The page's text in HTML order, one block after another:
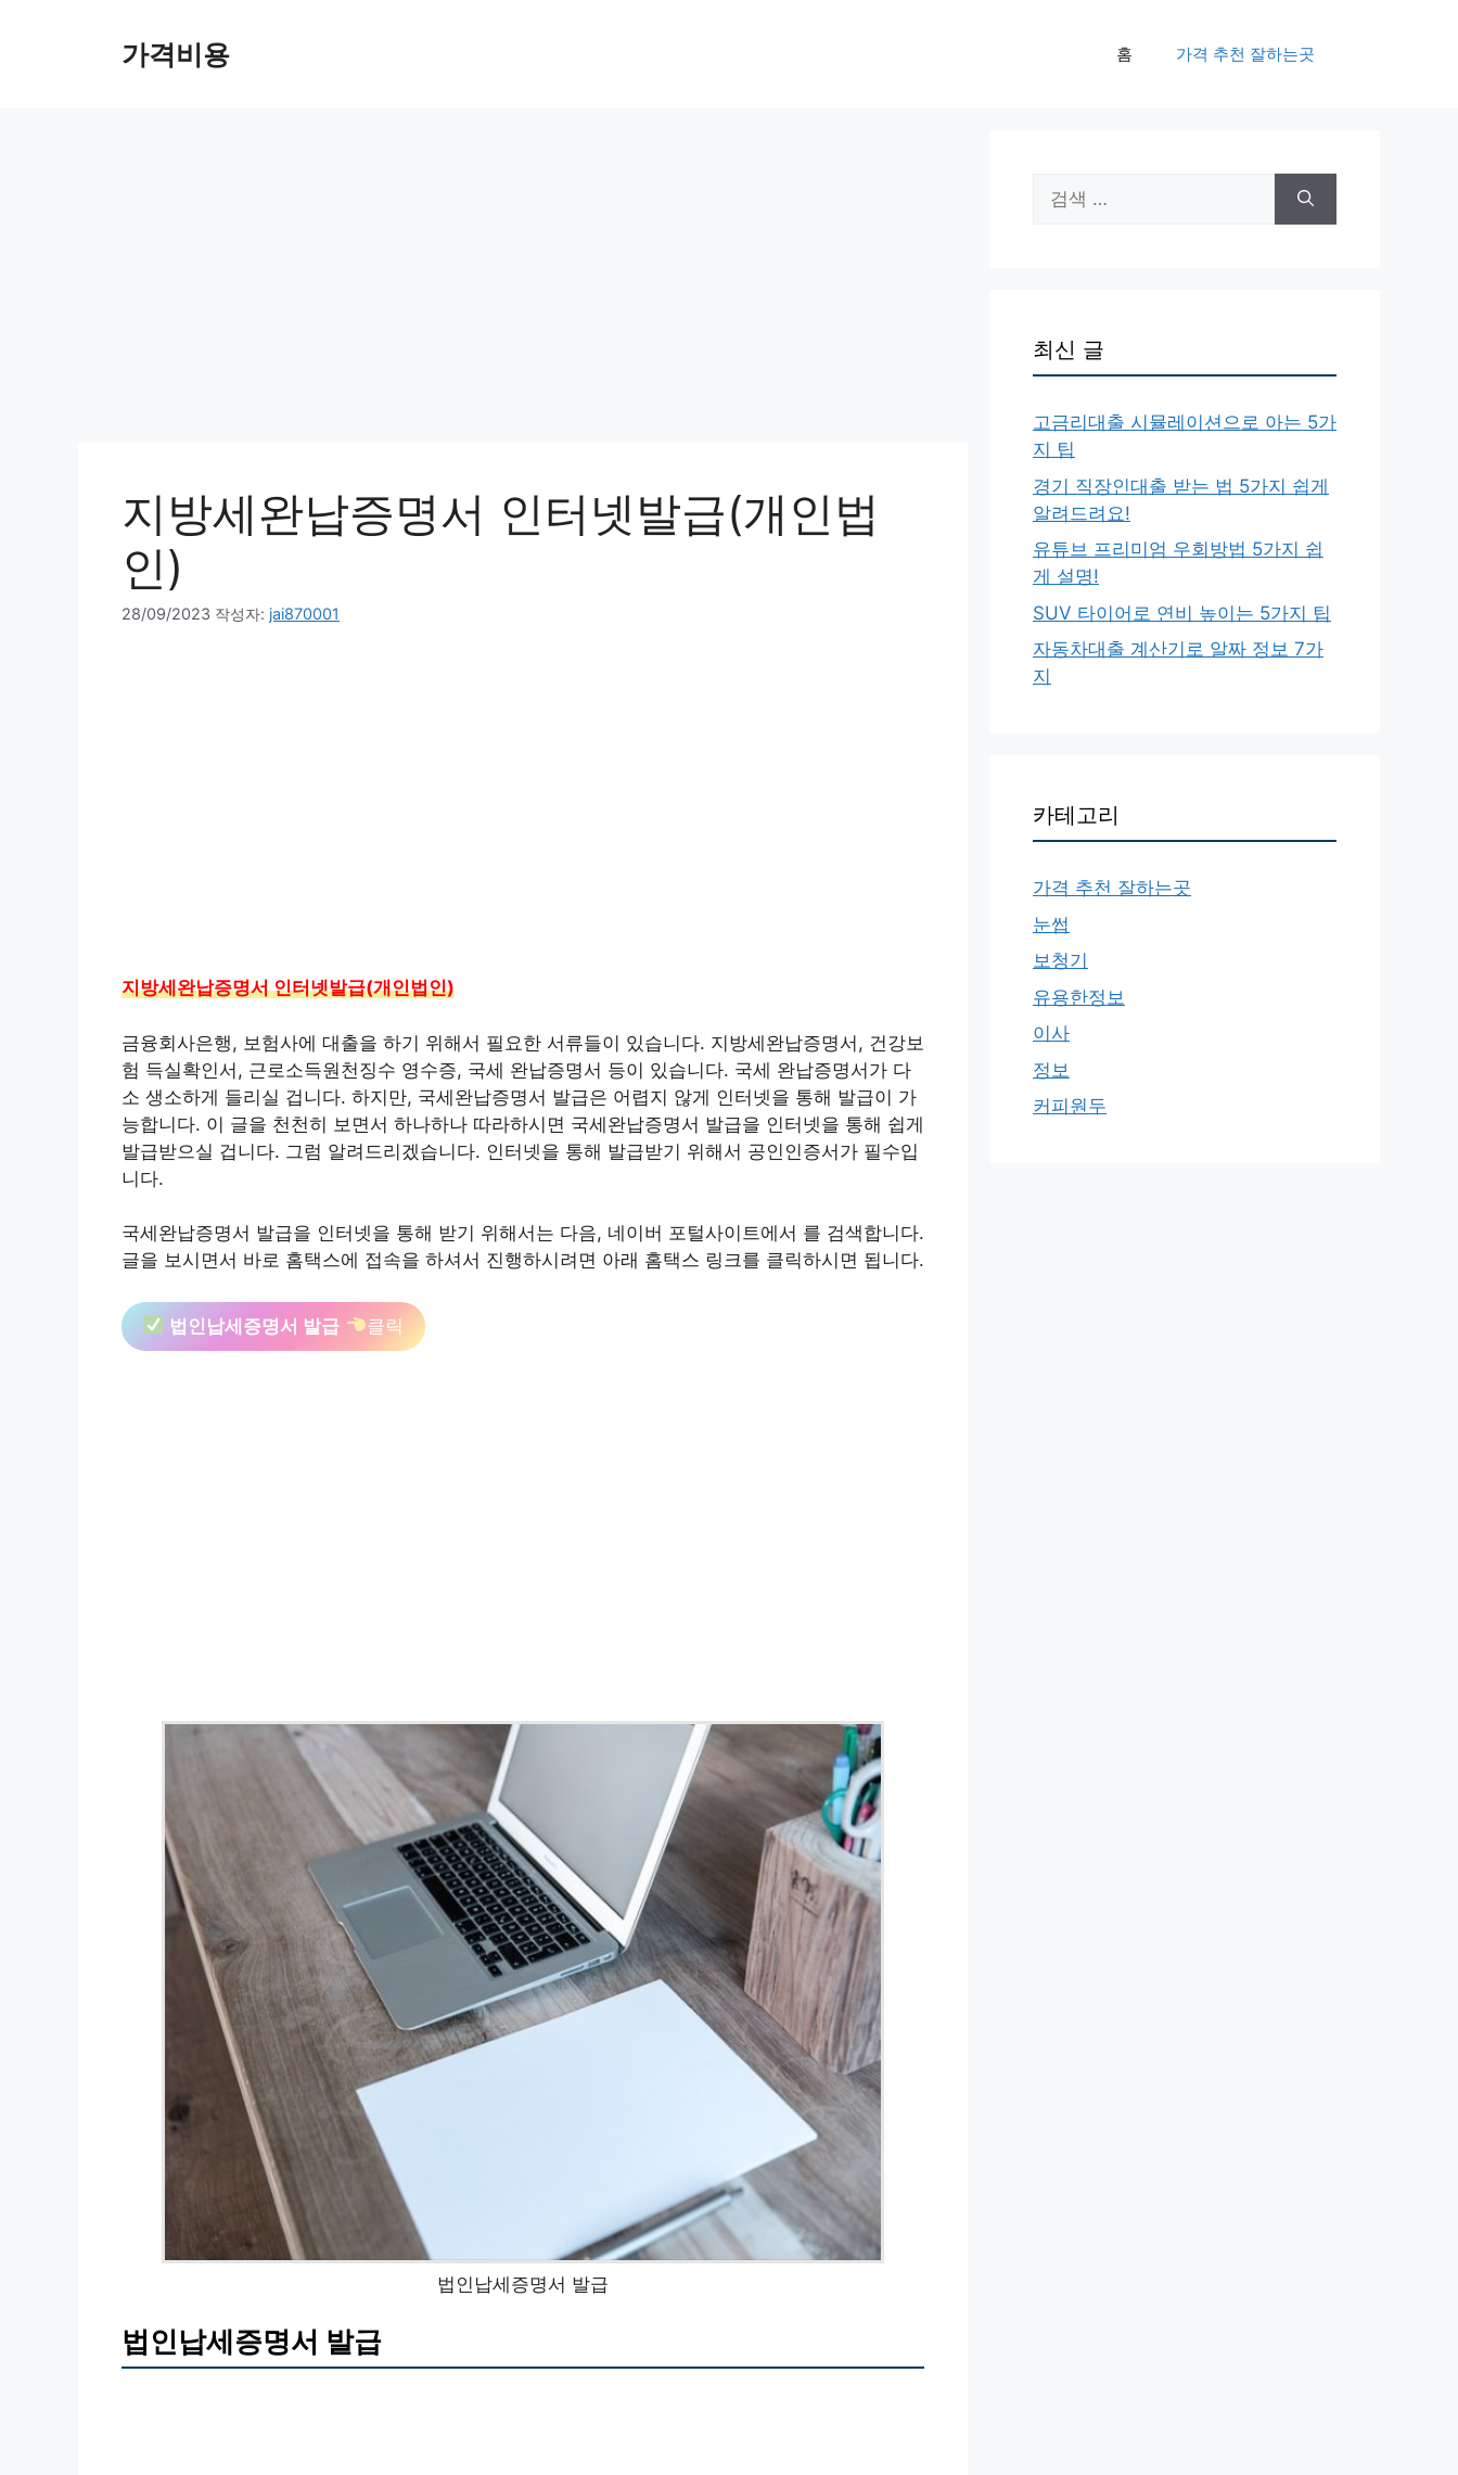
가격비용 홈 가격 추천 잘하는곳
지방세완납증명서 인터넷발급(개인법
인)
28/09/2023 작성자: jai870001
지방세완납증명서 인터넷발급(개인법인)
금융회사은행, 보험사에 대출을 하기 위해서 필요한 서류들이 있습니다. 지방세완납증명서, 건강보
험 득실확인서, 근로소득원천징수 영수증, 국세 완납증명서 등이 있습니다. 국세 완납증명서가 다
소 생소하게 들리실 겁니다. 하지만, 국세완납증명서 발급은 어렵지 않게 인터넷을 통해 발급이 가
능합니다. 이 글을 천천히 보면서 하나하나 따라하시면 국세완납증명서 발급을 인터넷을 통해 쉽게
발급받으실 겁니다. 그럼 알려드리겠습니다. 인터넷을 통해 발급받기 위해서 공인인증서가 필수입
니다.
국세완납증명서 발급을 인터넷을 통해 받기 위해서는 다음, 네이버 포털사이트에서 를 검색합니다.
글을 보시면서 바로 홈택스에 접속을 하셔서 진행하시려면 아래 홈택스 링크를 클릭하시면 됩니다.
법인납세증명서 발급 클릭
법인납세증명서 발급
법인납세증명서 발급
색:
최신 글
고금리대출 시뮬레이션으로 아는 5가
지 팁
경기 직장인대출 받는 법 5가지 쉽게
알려드려요!
유튜브 프리미엄 우회방법 5가지 쉽
게 설명!
SUV 타이어로 연비 높이는 5가지 팁
자동차대출 계산기로 알짜 정보 7가
지
카테고리
가격 추천 잘하는곳
눈썹
보청기
유용한정보
이사
정보
커피원두